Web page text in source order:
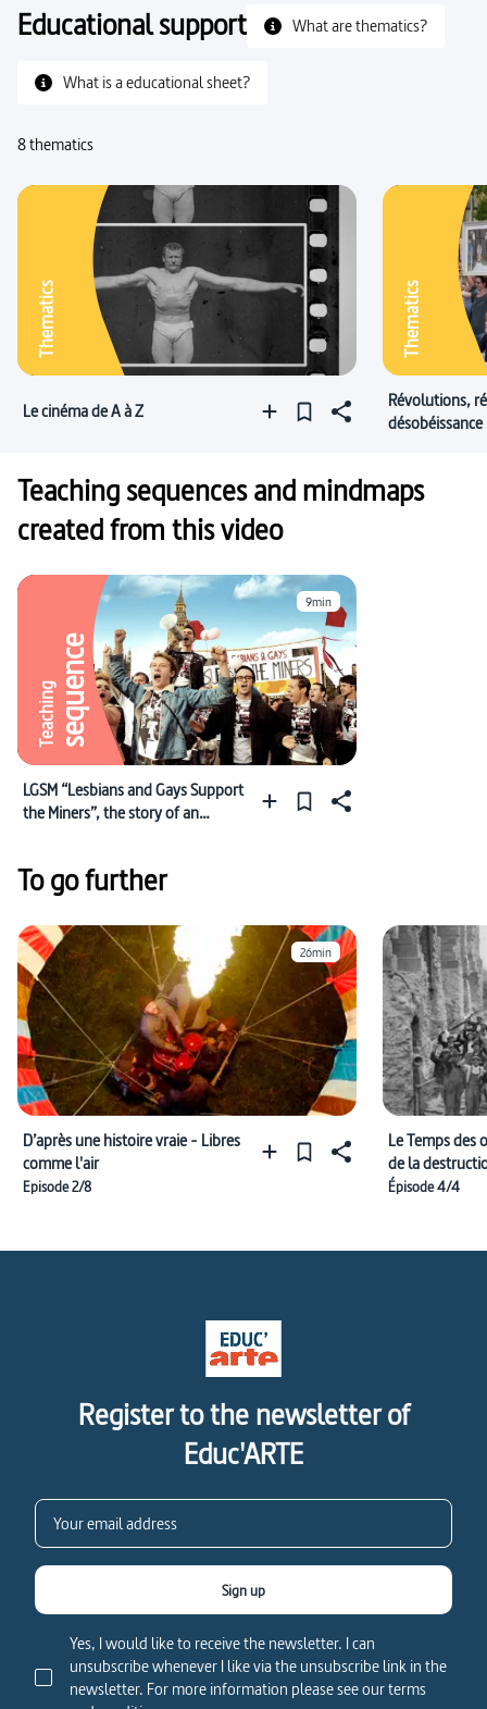
Educational support What are thematics?
What is a educational sheet?
8 thematics
Thematics
Le cinéma de A à Z
Thematics
Révolutions,
désobéissance
Teaching sequences and mindmaps
created from this video
Teachingsequence
9min
LGSM “Lesbians and Gays Support
the Miners”, the story of an
To go further
26min
D’après une histoire vraie - Libres
comme l'air
Episode 2/8
Le Temps des
de la
jours
Épisode 4/4
Register to the newsletter of
Educ'ARTE
Yes, I would like to receive the newsletter. I can
unsubscribe whenever I like via the unsubscribe link in the
newsletter. For more information please see our terms
Sign up